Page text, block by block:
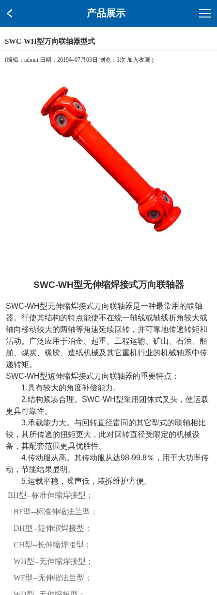
产品展示
SWC-WH型万向联轴器型式
(编辑：admin 日期：2019年07月03日 浏览： 3次 加入收藏 )
SWC-WH型无伸缩焊接式万向联轴器
SWC-WH型无伸缩焊接式万向联轴器是一种最常用的联轴
器。行使其结构的特点能使不在统一轴线或轴线折角较大或
轴向移动较大的两轴等角速延续回转，并可靠地传递转矩和
活动。广泛应用于冶金、起重、工程运输、矿山、石油、船
舶、煤炭、橡胶、造纸机械及其它重机行业的机械轴系中传
递转矩。
SWC-WH型短伸缩焊接式万向联轴器的重要特点：
1.具有较大的角度补偿能力。
2.结构紧凑合理。SWC-WH型采用团体式叉头，使运载
更具可靠性。
3.承载能力大。与回转直径雷同的其它型式的联轴相比
较，其所传递的扭矩更大，此对回转直径受限定的机械设
备，其配套范围更具优胜性。
4.传动服从高。其传动服从达98-99.8％，用于大功率传
动，节能结果显明。
5.运载平稳，噪声低，装拆维护方便。
BH型--标准伸缩焊接型；
BF型--标准伸缩法兰型；
DH型--短伸缩焊接型；
CH型--长伸缩焊接型；
WH型--无伸缩焊接型；
WF型--无伸缩法兰型；